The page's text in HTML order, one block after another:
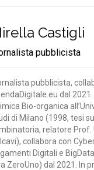
Castigli
pubblicista
pubblicista,
dal
Bio-organica
di Milano (1998, tesi
relatore Prof.
collabora con
Digitali e
ZeroUno) dal 2021. In